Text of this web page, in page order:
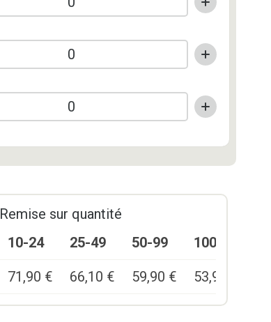
Remise sur quantité
10-24
25-49 50-99 100+
71,90 € 66,10 € 59,90 € 53,90